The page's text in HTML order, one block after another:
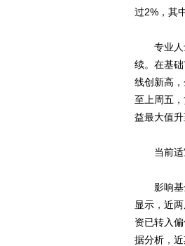
过2%，其
专业人士
续。在基
线创新高
至上周五
益最大值升
当前适
影响基金
显示，近
资已转入
据分析，